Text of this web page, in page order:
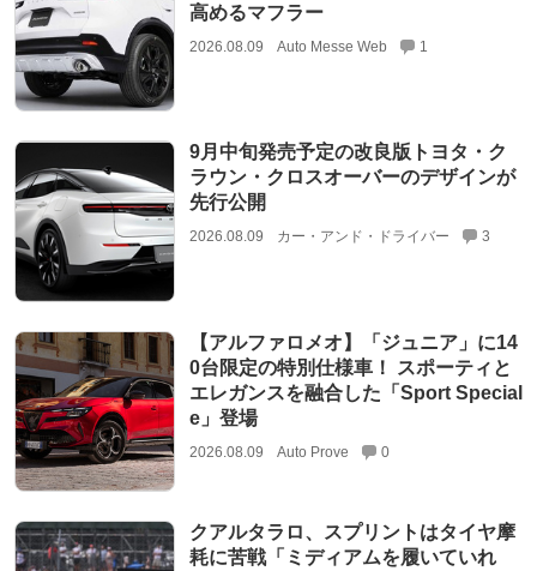
高めるマフラー
2026.08.09 Auto Messe Web 1
9月中旬発売予定の改良版トヨタ・ク
ラウン・クロスオーバーのデザインが
先行公開
2026.08.09 カー・アンド・ドライバー 3
【アルファロメオ】「ジュニア」に14
0台限定の特別仕様車！ スポーティと
エレガンスを融合した「Sport Special
e」登場
2026.08.09 Auto Prove 0
クアルタラロ、スプリントはタイヤ摩
耗に苦戦「ミディアムを履いていれ